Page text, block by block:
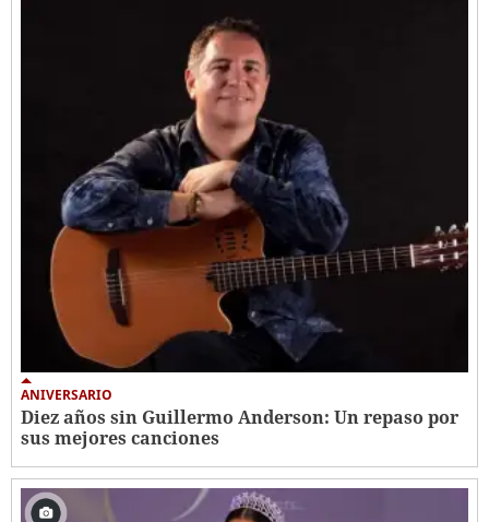
ANIVERSARIO
Diez años sin Guillermo Anderson: Un repaso por
sus mejores canciones